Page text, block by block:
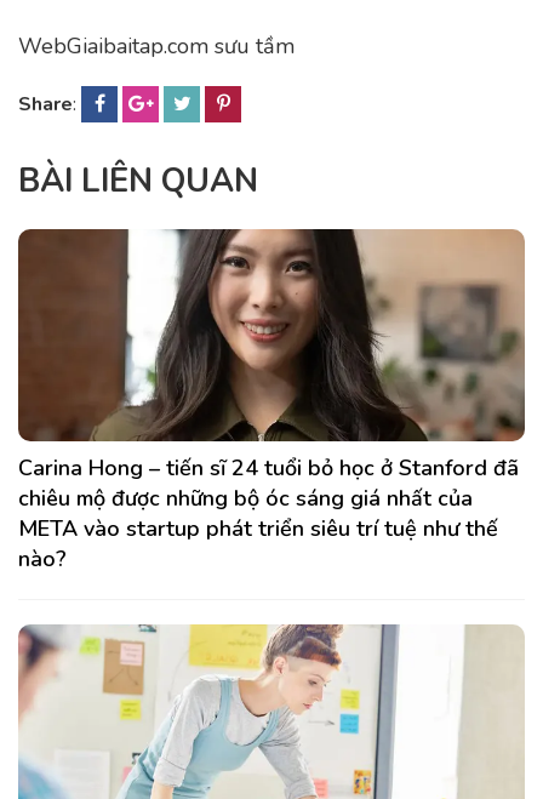
WebGiaibaitap.com sưu tầm
Share:
BÀI LIÊN QUAN
Carina Hong – tiến sĩ 24 tuổi bỏ học ở Stanford đã
chiêu mộ được những bộ óc sáng giá nhất của
META vào startup phát triển siêu trí tuệ như thế
nào?